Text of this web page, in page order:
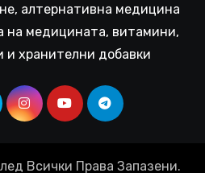
алтернативна медицина
на медицината, витамини,
и хранителни добавки
Всички Права Запазени.